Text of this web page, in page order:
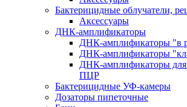
Бактерицидные облучатели,
Аксессуары
ДНК-амплификаторы
ДНК-амплификаторы "в
ДНК-амплификаторы
ДНК-амплификаторы для
ПЦР
Бактерицидные УФ-камеры
Дозаторы пипеточные